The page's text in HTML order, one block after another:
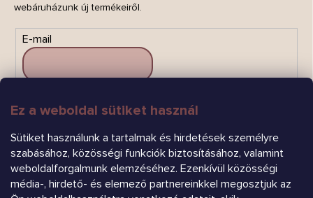
Ez a weboldal sütiket használ
Sütiket használunk a tartalmak és hirdetések személyre
szabásához, közösségi funkciók biztosításához, valamint
weboldalforgalmunk elemzéséhez. Ezenkívül közösségi
média-, hirdető- és elemező partnereinkkel megosztjuk az
webáruházunk új termékeiről.
E-mail
FELIRATKOZÁS